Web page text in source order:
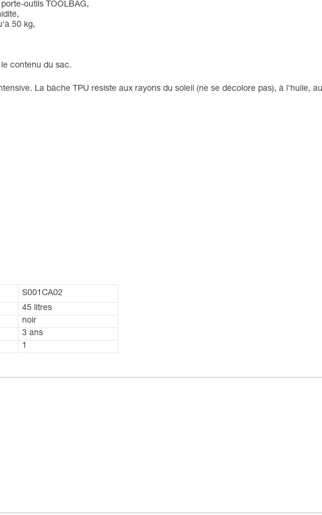
outils TOOLBAG,
50 kg,
contenu du sac.
La bâche TPU résiste aux rayons du soleil (ne se décolore pas), à l'huile,
S001CA02
45 litres
noir
3 ans
1